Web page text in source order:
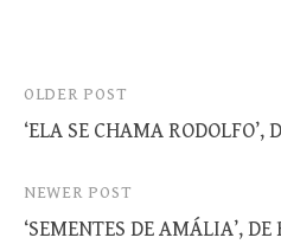
Post
navigation
OLDER POST
‘ELA SE CHAMA RODOLFO’,
NEWER POST
‘SEMENTES DE AMÁLIA’,